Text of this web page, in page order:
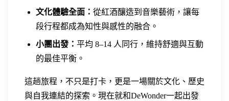
文化體驗全面：從紅酒釀造到音樂藝術，讓每
段行程都成為知性與感性的融合。
小團出發：平均 8–14 人同行，維持舒適與互動
的最佳平衡。
這趟旅程，不只是打卡，更是一場關於文化、歷史
與自我連結的探索。現在就和DeWonder一起出發